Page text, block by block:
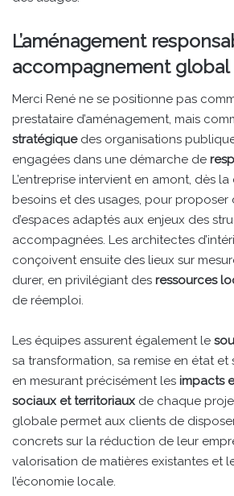
L’aménagement
accompagnement global
Merci René ne se positionne pas
prestataire d’aménagement, mais
stratégiquedes organisations
engagées dans une démarche de
L’entreprise intervient en amont, dès
besoins et des usages, pour
d’espaces adaptés aux enjeux des
accompagnées. Les architectes
conçoivent ensuite des lieux sur
durer, en privilégiant des ressources
de réemploi.
Les équipes assurent également le
sa transformation, sa remise en état
en mesurant précisément les impacts
sociaux et territoriaux de chaque
globale permet aux clients de
concrets sur la réduction de leur
valorisation de matières existantes et
l’économie locale.